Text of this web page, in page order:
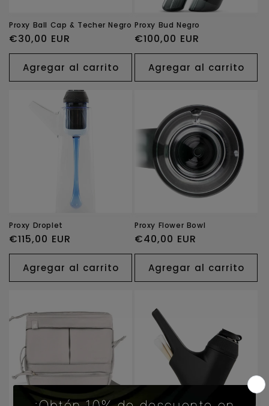
Proxy Ball Cap & Techer Negro
Precio
habitual
€30,00 EUR
Agregar al carrito
Proxy Bud Negro
Precio
habitual
€100,00 EUR
Agregar al carrito
Proxy Droplet
Precio
habitual
€115,00 EUR
Agregar al carrito
Proxy Flower Bowl
Precio
habitual
€40,00 EUR
Agregar al carrito